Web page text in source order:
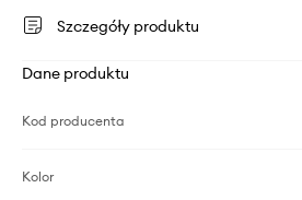
Szczegóły produktu
Dane produktu
Kod producenta
Kolor